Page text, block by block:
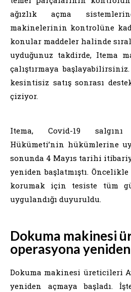
ağızlık açma
makinelerinin kontrolüne
konular maddeler halinde
uyduğunuz takdirde, Itema
çalıştırmaya
kesintisiz satış sonrası
çiziyor.
Itema, Covid-19
Hükümeti’nin hükümlerine
sonunda 4 Mayıs tarihi
yeniden başlatmıştı. Öncelikle
korumak için tesiste tüm
uygulandığı duyuruldu.
Dokuma makinesi
operasyona
Dokuma makinesi üreticileri
yeniden açmaya başladı.